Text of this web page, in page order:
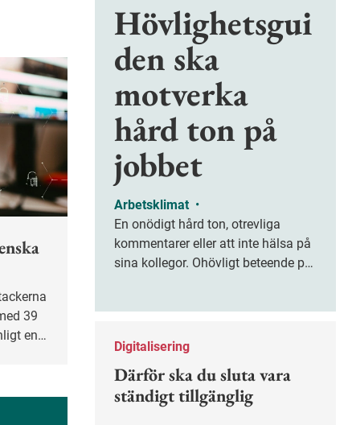
39
en
Hövlighetsgui
den ska
motverka
hård ton på
jobbet
Arbetsklimat •
En onödigt hård ton, otrevliga
kommentarer eller att inte hälsa på
sina kollegor. Ohövligt beteende på
förebygga ohövligt beteende på
Digitalisering
Därför ska du sluta vara
ständigt tillgänglig